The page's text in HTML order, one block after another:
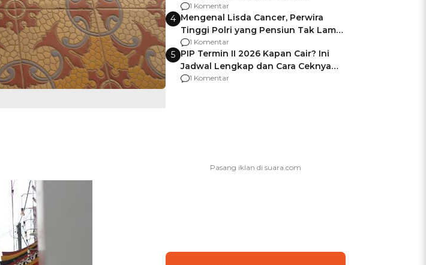
Berencana Pakai Jimat di Pakansari
1 Komentar
4 Mengenal Lisda Cancer, Perwira
Tinggi Polri yang Pensiun Tak Lama
Usai Jadi Brigjen
1 Komentar
5 PIP Termin II 2026 Kapan Cair? Ini
Jadwal Lengkap dan Cara Ceknya
agar Dana Tidak Hangus!
1 Komentar